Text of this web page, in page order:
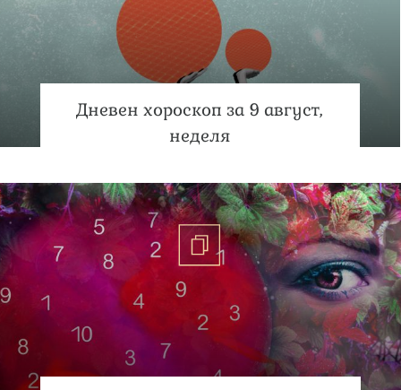
Дневен хороскоп за 9 август,
неделя